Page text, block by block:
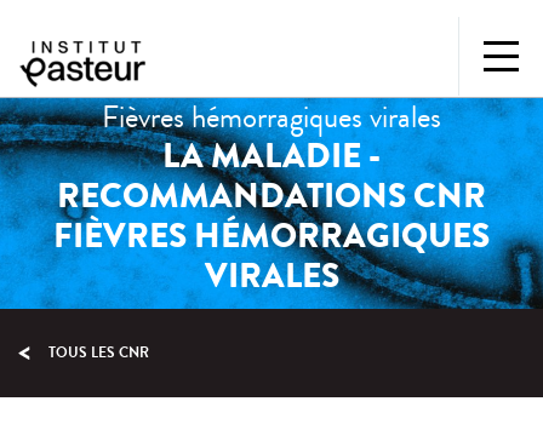
Fièvres hémorragiques virales
LA MALADIE -
RECOMMANDATIONS CNR
FIÈVRES HÉMORRAGIQUES
VIRALES
TOUS LES CNR